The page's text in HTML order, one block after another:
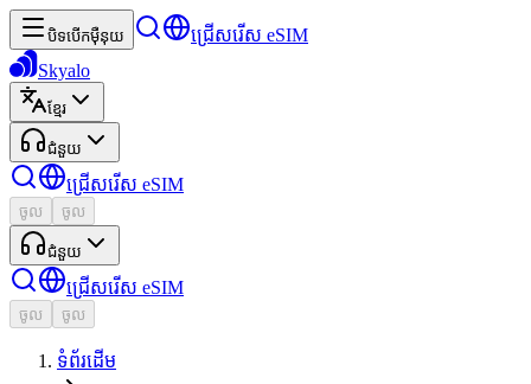
បិទបើកម៉ឺនុយ
ជ្រើសរើស eSIM
Skyalo
ខ្មែរ
ជំនួយ
ជ្រើសរើស eSIM
ចូល ចូល
ជំនួយ
ជ្រើសរើស eSIM
ចូល ចូល
ទំព័រដើម